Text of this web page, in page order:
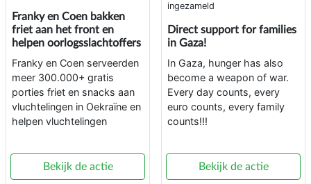
Franky en Coen bakken
friet aan het front en
helpen oorlogsslachtoffers
Franky en Coen serveerden
meer 300.000+ gratis
porties friet en snacks aan
vluchtelingen in Oekraïne en
helpen vluchtelingen
Bekijk de actie
ingezameld
Direct support for families
in Gaza!
In Gaza, hunger has also
become a weapon of war.
Every day counts, every
euro counts, every family
counts!!!
Bekijk de actie